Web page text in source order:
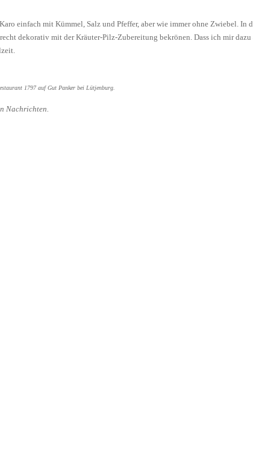
einfach mit Kümmel, Salz und Pfeffer, aber wie immer ohne Zwiebel. In
dekorativ mit der Kräuter-Pilz-Zubereitung bekrönen. Dass ich mir
1797 auf Gut Panker bei Lütjenburg.
Nachrichten.